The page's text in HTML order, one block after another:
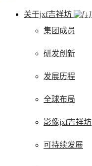
关于jxf吉祥坊
集团成员
研发创新
发展历程
全球布局
影像jxf吉祥坊
可持续发展